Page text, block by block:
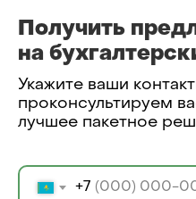
Получить
на
Укажите ваши
проконсультируем
лучшее пакетное
+7